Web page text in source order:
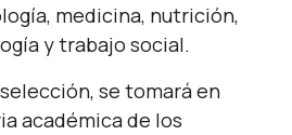
medicina, nutrición,
y trabajo social.
se tomará en
académica de los